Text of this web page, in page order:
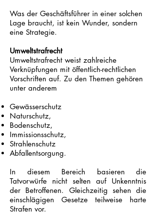
Was der Geschäftsführer in einer solchen
Lage braucht, ist kein Wunder, sondern
eine Strategie.
Umweltstrafrecht
Umweltstrafrecht weist zahlreiche
Verknüpfungen mit öffentlich-rechtlichen
Vorschriften auf. Zu den Themen gehören
unter anderem
Gewässerschutz
Naturschutz,
Bodenschutz,
Immissionsschutz,
Strahlenschutz
Abfallentsorgung.
In diesem Bereich basieren die
Tatvorwürfe nicht selten auf Unkenntnis
der Betroffenen. Gleichzeitig sehen die
einschlägigen Gesetze teilweise harte
Strafen vor.